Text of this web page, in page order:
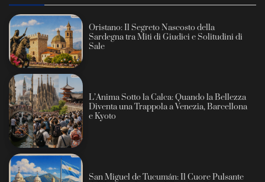
Oristano: Il Segreto Nascosto della
Sardegna tra Miti di Giudici e Solitudini di
Sale
L’Anima Sotto la Calca: Quando la Bellezza
Diventa una Trappola a Venezia, Barcellona
e Kyoto
San Miguel de Tucumán: Il Cuore Pulsante